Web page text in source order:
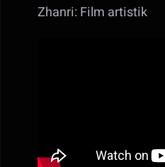
Zhanri: Film artistik